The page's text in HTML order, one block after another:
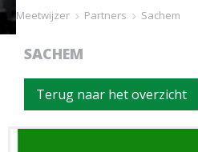
Meetwijzer > Partners > Sachem
SACHEM
Terug naar het overzicht